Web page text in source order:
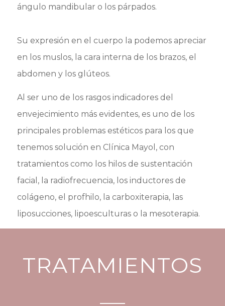
ángulo mandibular o los párpados.
Su expresión en el cuerpo la podemos apreciar
en los muslos, la cara interna de los brazos, el
abdomen y los glúteos.
Al ser uno de los rasgos indicadores del
envejecimiento más evidentes, es uno de los
principales problemas estéticos para los que
tenemos solución en Clínica Mayol, con
tratamientos como los hilos de sustentación
facial, la radiofrecuencia, los inductores de
colágeno, el profhilo, la carboxiterapia, las
liposucciones, lipoesculturas o la mesoterapia.
TRATAMIENTOS